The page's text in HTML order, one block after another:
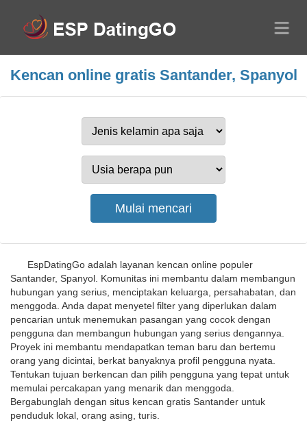
Kencan online gratis Santander, Spanyol
EspDatingGo adalah layanan kencan online populer
Santander, Spanyol. Komunitas ini membantu dalam membangun
hubungan yang serius, menciptakan keluarga, persahabatan, dan
menggoda. Anda dapat menyetel filter yang diperlukan dalam
pencarian untuk menemukan pasangan yang cocok dengan
pengguna dan membangun hubungan yang serius dengannya.
Proyek ini membantu mendapatkan teman baru dan bertemu
orang yang dicintai, berkat banyaknya profil pengguna nyata.
Tentukan tujuan berkencan dan pilih pengguna yang tepat untuk
memulai percakapan yang menarik dan menggoda.
Bergabunglah dengan situs kencan gratis Santander untuk
penduduk lokal, orang asing, turis.